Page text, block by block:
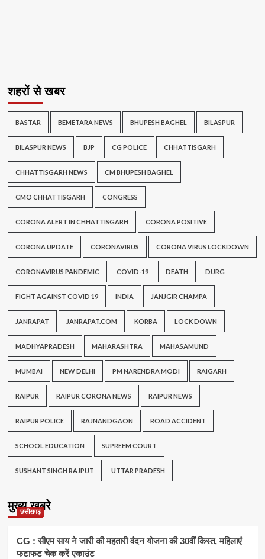
शहरों से खबर
BASTAR BEMETARA NEWS BHUPESH BAGHEL BILASPUR
BILASPUR NEWS BJP CG POLICE CHHATTISGARH
CHHATTISGARH NEWS CM BHUPESH BAGHEL
CMO CHHATTISGARH CONGRESS
CORONA ALERT IN CHHATTISGARH CORONA POSITIVE
CORONA UPDATE CORONAVIRUS CORONA VIRUS LOCKDOWN
CORONAVIRUS PANDEMIC COVID-19 DEATH DURG
FIGHT AGAINST COVID 19 INDIA JANJGIR CHAMPA
JANRAPAT JANRAPAT.COM KORBA LOCK DOWN
MADHYAPRADESH MAHARASHTRA MAHASAMUND
MUMBAI NEW DELHI PM NARENDRA MODI RAIGARH
RAIPUR RAIPUR CORONA NEWS RAIPUR NEWS
RAIPUR POLICE RAJNANDGAON ROAD ACCIDENT
SCHOOL EDUCATION SUPREEM COURT
SUSHANT SINGH RAJPUT UTTAR PRADESH
मुख्य खबरे
छत्तीसगढ़
CG : सीएम साय ने जारी की महतारी वंदन योजना की 30वीं किस्त, महिलाएं
फटाफट चेक करें एकाउंट